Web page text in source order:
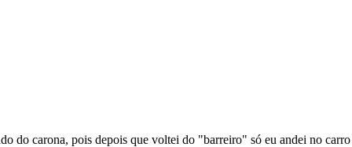
do carona, pois depois que voltei do "barreiro" só eu andei no